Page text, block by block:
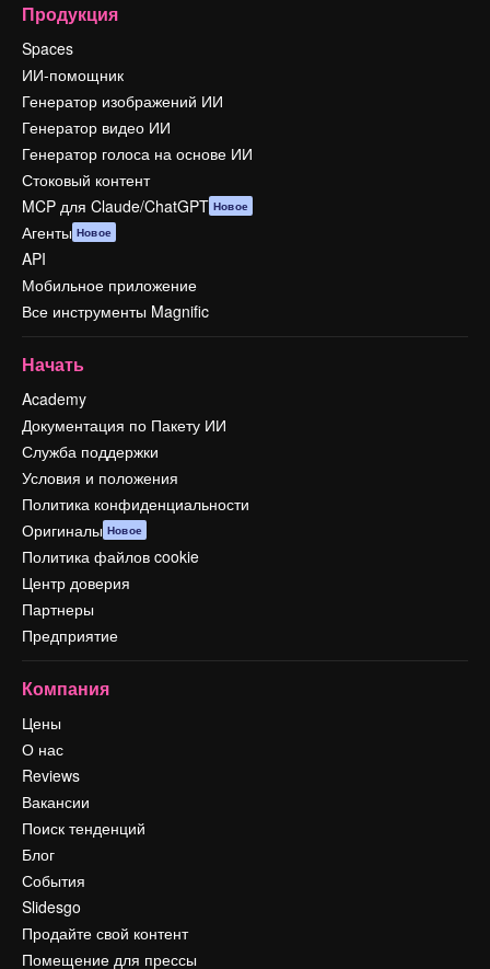
Продукция
Spaces
ИИ-помощник
Генератор изображений ИИ
Генератор видео ИИ
Генератор голоса на основе ИИ
Стоковый контент
MCP для Claude/ChatGPT Новое
Агенты Новое
API
Мобильное приложение
Все инструменты Magnific
Начать
Academy
Документация по Пакету ИИ
Служба поддержки
Условия и положения
Политика конфиденциальности
Оригиналы Новое
Политика файлов cookie
Центр доверия
Партнеры
Предприятие
Компания
Цены
О нас
Reviews
Вакансии
Поиск тенденций
Блог
События
Slidesgo
Продайте свой контент
Помещение для прессы